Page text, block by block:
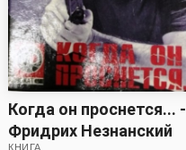
Когда он проснется... -
Фридрих Незнанский
КНИГА